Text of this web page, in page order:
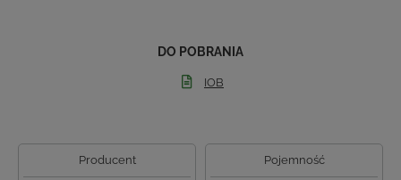
DO POBRANIA
IOB
Producent Pojemność